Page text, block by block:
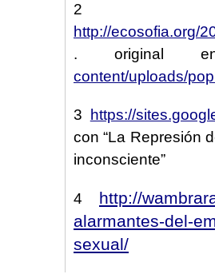
2
http://ecosofia.org/
. original
content/uploads/
3
https://
con “La Represión
inconsciente”
4 http://
alarmantes-del-
sexual/